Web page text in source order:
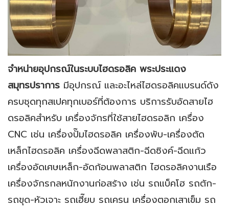
จำหน่ายอุปกรณ์ในระบบไฮดรอลิค พระประแดง
สมุทรปราการ มีอุปกรณ์ และอะไหล่ไฮดรอลิคแบรนด์ดัง
ครบชุดทุกสเปคทุกเบอร์ที่ต้องการ บริการรับอัดสายไฮ
ดรอลิคสำหรับ เครื่องจักรที่ใช้สายไฮดรอลิก เครื่อง
CNC เช่น เครื่องปั๊มไฮดรอลิค เครื่องพับ-เครื่องตัด
เหล็กไฮดรอลิค เครื่องฉีดพลาสติก-ฉีดซิงค์-ฉีดแก้ว
เครื่องอัดเศษเหล็ก-อัดก้อนพลาสติก ไฮดรอลิคงานเรือ
เครื่องจักรกลหนักงานก่อสร้าง เช่น รถแบ็คโฮ รถตัก-
รถขุด-หัวเจาะ รถเฮี๊ยบ รถเครน เครื่องตอกเสาเข็ม รถ